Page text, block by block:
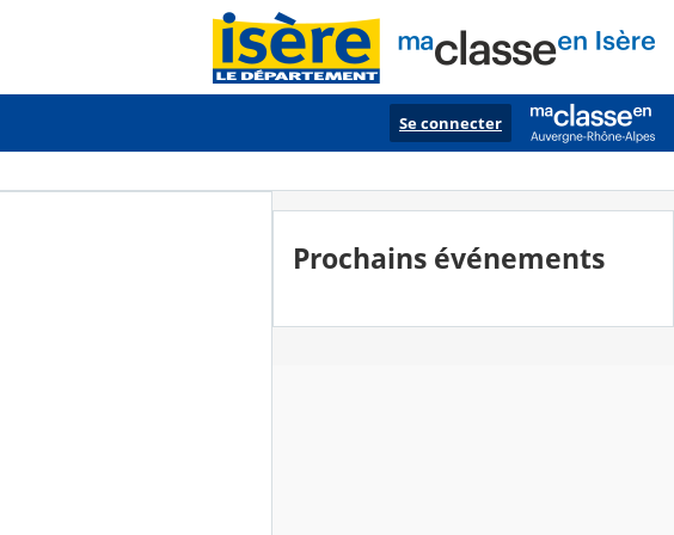
Se connecter
Prochains événements